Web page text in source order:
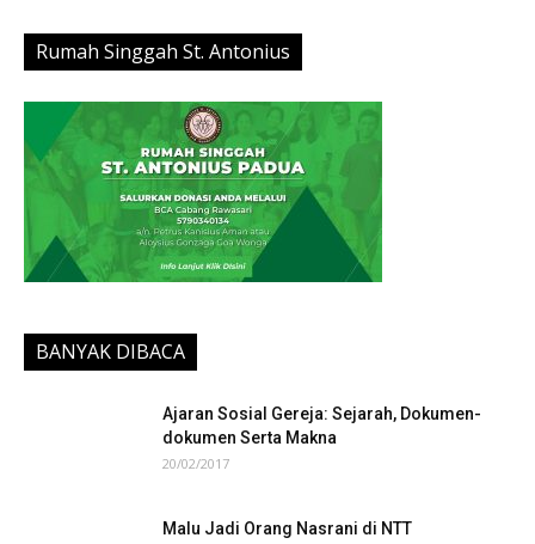
Rumah Singgah St. Antonius
BANYAK DIBACA
Ajaran Sosial Gereja: Sejarah, Dokumen-
dokumen Serta Makna
20/02/2017
Malu Jadi Orang Nasrani di NTT